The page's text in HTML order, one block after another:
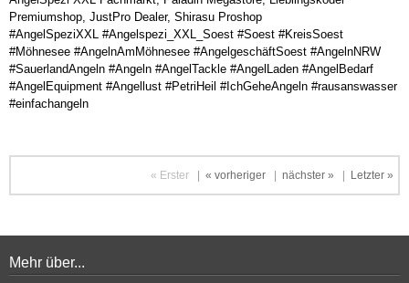
Premiumshop, JustPro Dealer, Shirasu Proshop
#AngelSpeziXXL #Angelspezi_XXL_Soest #Soest #KreisSoest
#Möhnesee #AngelnAmMöhnesee #AngelgeschäftSoest #AngelnNRW
#SauerlandAngeln #Angeln #AngelTackle #AngelLaden #AngelBedarf
#AngelEquipment #Angellust #PetriHeil #IchGeheAngeln #rausanswasser
#einfachangeln
« Erster « vorheriger nächster » Letzter »
Mehr über...